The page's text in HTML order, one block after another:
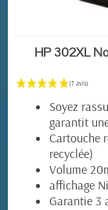
HP 302XL
Soyez
garantit
Cartouche
recyclée)
Volume
affichage
Garantie 3